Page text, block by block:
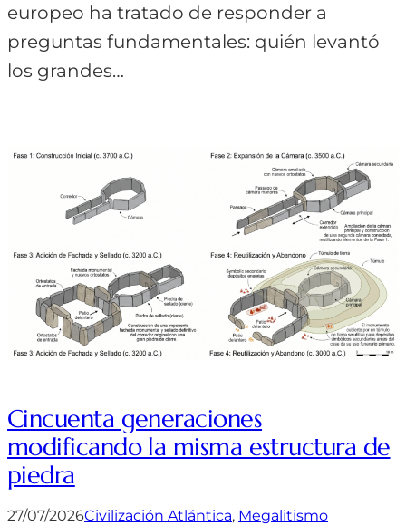
europeo ha tratado de responder a
preguntas fundamentales: quién levantó
los grandes…
Cincuenta generaciones
modificando la misma estructura de
piedra
27/07/2026Civilización Atlántica, Megalitismo